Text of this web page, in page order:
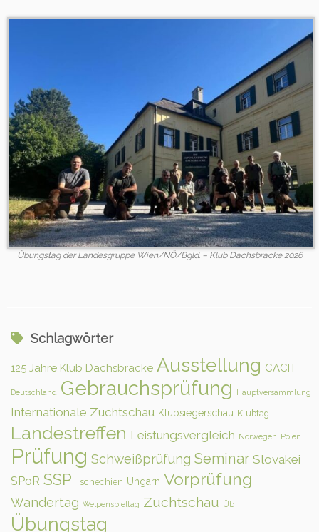
Übungstag der Landesgruppe Wien/NÖ/Bgld. – Klub Dachsbracke 2026
Schlagwörter
125 Jahre Klub Dachsbracke Ausstellung CACIT
Deutschland Gebrauchsprüfung Hauptversammlung
Internationale Zuchtschau Klubsiegerschau Klubtag
Landestreffen Leistungsvergleich Norwegen Polen
Prüfung Schweißprüfung Seminar Slovakei
SPoR SSP Tschechien Ungarn Vorprüfung
Wandertag Welpenspieltag Zuchtschau Üb
Übungstag